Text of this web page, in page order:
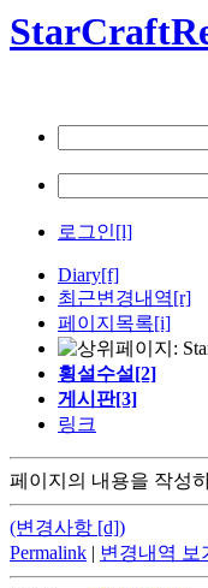
로그인[l]
Diary[f]
최근변경내역[r]
페이지목록[i]
횡설수설[2]
게시판[3]
링크
페이지의 내용을 작성
(변경사항 [d])
Permalink | 변경내역 보